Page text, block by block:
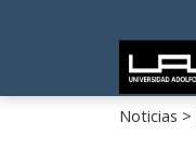
Noticias >